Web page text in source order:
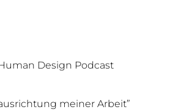
Design Podcast
meiner Arbeit”